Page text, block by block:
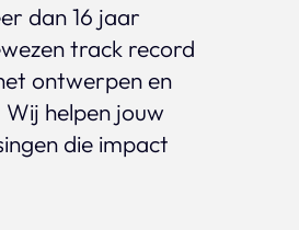
dan 16 jaar
track record
ontwerpen en
helpen jouw
die impact